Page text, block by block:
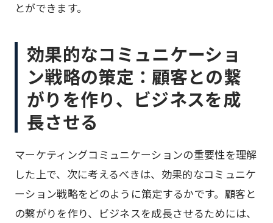
とができます。
効果的なコミュニケーショ
ン戦略の策定：顧客との繋
がりを作り、ビジネスを成
長させる
マーケティングコミュニケーションの重要性を理解
した上で、次に考えるべきは、効果的なコミュニケ
ーション戦略をどのように策定するかです。顧客と
の繋がりを作り、ビジネスを成長させるためには、